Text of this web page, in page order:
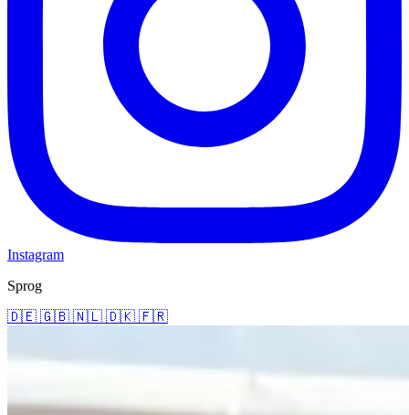
Instagram
Sprog
🇩🇪 🇬🇧 🇳🇱 🇩🇰 🇫🇷